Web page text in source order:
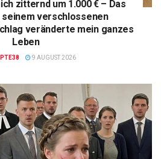
zitternd um 1.000 € – Das
seinem verschlossenen
veränderte mein ganzes
Leben
9 AUGUST 2026